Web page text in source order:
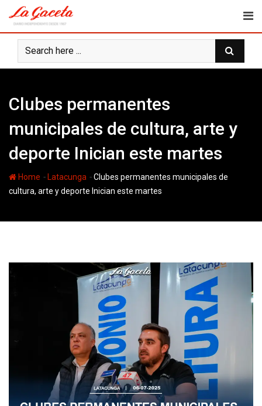
content
Clubes permanentes
municipales de cultura, arte y
deporte Inician este martes
Home - Latacunga -Clubes permanentes municipales de
cultura, arte y deporte Inician este martes